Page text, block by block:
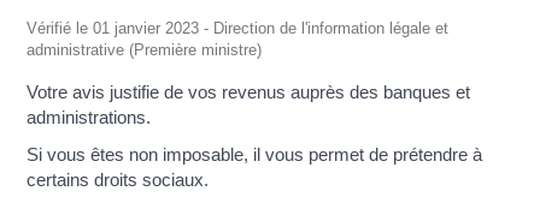
Vérifié le 01 janvier 2023 - Direction de l'information légale et
administrative (Première ministre)
Votre avis justifie de vos revenus auprès des banques et
administrations.
Si vous êtes non imposable, il vous permet de prétendre à
certains droits sociaux.